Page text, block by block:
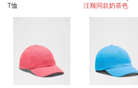
T恤
汪顺同款奶茶色